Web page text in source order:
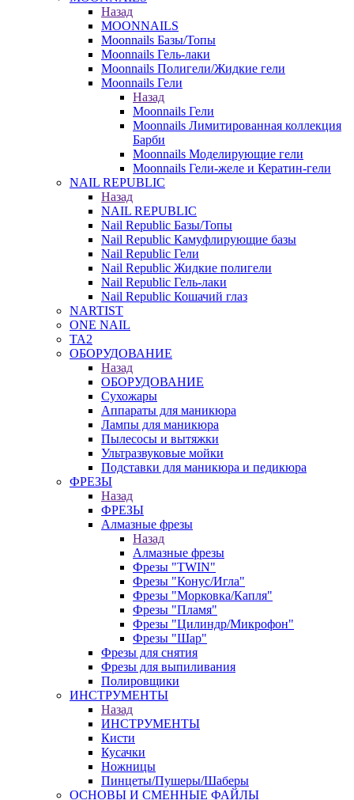
Назад
MOONNAILS
Moonnails Базы/Топы
Moonnails Гель-лаки
Moonnails Полигели/Жидкие гели
Moonnails Гели
Назад
Moonnails Гели
Moonnails Лимитированная коллекция
Барби
Moonnails Моделирующие гели
Moonnails Гели-желе и Кератин-гели
NAIL REPUBLIC
Назад
NAIL REPUBLIC
Nail Republic Базы/Топы
Nail Republic Камуфлирующие базы
Nail Republic Гели
Nail Republic Жидкие полигели
Nail Republic Гель-лаки
Nail Republic Кошачий глаз
NARTIST
ONE NAIL
TA2
ОБОРУДОВАНИЕ
Назад
ОБОРУДОВАНИЕ
Сухожары
Аппараты для маникюра
Лампы для маникюра
Пылесосы и вытяжки
Ультразвуковые мойки
Подставки для маникюра и педикюра
ФРЕЗЫ
Назад
ФРЕЗЫ
Алмазные фрезы
Назад
Алмазные фрезы
Фрезы "TWIN"
Фрезы "Конус/Игла"
Фрезы "Морковка/Капля"
Фрезы "Пламя"
Фрезы "Цилиндр/Микрофон"
Фрезы "Шар"
Фрезы для снятия
Фрезы для выпиливания
Полировщики
ИНСТРУМЕНТЫ
Назад
ИНСТРУМЕНТЫ
Кисти
Кусачки
Ножницы
Пинцеты/Пушеры/Шаберы
ОСНОВЫ И СМЕННЫЕ ФАЙЛЫ